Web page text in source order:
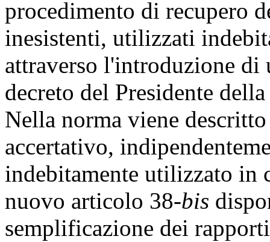
procedimento di recupero
inesistenti, utilizzati
attraverso l'introduzione
decreto del Presidente
Nella norma viene
accertativo,
indebitamente utilizzato in
nuovo articolo 38-bis
semplificazione dei